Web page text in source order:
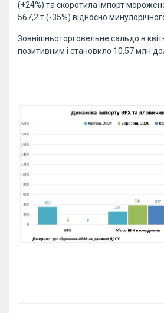
(+24%) та скоротила імпорт
567,2 т (-35%) відносно
Зовнішньоторговельне сальдо в
позитивним і становило 10,57 млн